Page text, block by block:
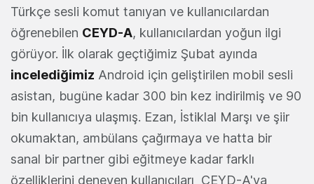
Türkçe sesli komut tanıyan ve kullanıcılardan
öğrenebilen CEYD-A, kullanıcılardan yoğun ilgi
görüyor. İlk olarak geçtiğimiz Şubat ayında
incelediğimiz Android için geliştirilen mobil sesli
asistan, bugüne kadar 300 bin kez indirilmiş ve 90
bin kullanıcıya ulaşmış. Ezan, İstiklal Marşı ve şiir
okumaktan, ambülans çağırmaya ve hatta bir
sanal bir partner gibi eğitmeye kadar farklı
özelliklerini deneyen kullanıcıları CEYD-A'ya